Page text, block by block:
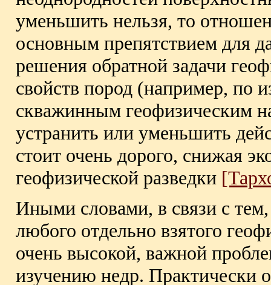
уменьшить нельзя, то
основным препятствием для
решения обратной задачи
свойств пород (например, по
скважинным геофизическим
устранить или уменьшить
стоит очень дорого, снижая
геофизической разведки
Иными словами, в связи с
любого отдельно взятого
очень высокой, важной
изучению недр. Практически